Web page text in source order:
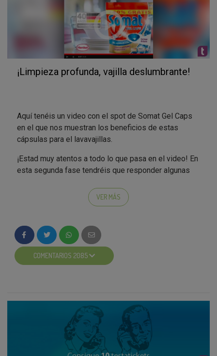
Por último, la gama se completa con aditivos del
lavado como el limpiamáquinas Somat, el abrillantador
Somat y el ambientador Deo-Perls, que dejará un
agradable frescor con aroma de limón en tu
lavavajillas, lavado tras lavado.
¿Qué te parece la gama?¿Completa verdad?
¡Limpieza profunda, vajilla deslumbrante!
Aquí tenéis un video con el spot de Somat Gel Caps
en el que nos muestran los beneficios de estas
cápsulas para el lavavajillas.
¡Estad muy atentos a todo lo que pasa en el video! En
esta segunda fase tendréis que responder algunas
VER MÁS
COMENTARIOS 2085